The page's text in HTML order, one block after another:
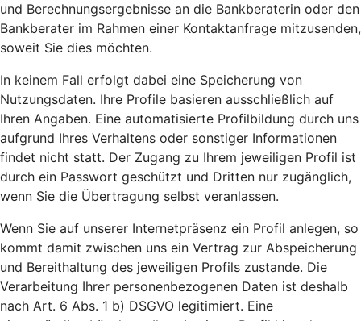
und Berechnungsergebnisse an die Bankberaterin oder den
Bankberater im Rahmen einer Kontaktanfrage mitzusenden,
soweit Sie dies möchten.
In keinem Fall erfolgt dabei eine Speicherung von
Nutzungsdaten. Ihre Profile basieren ausschließlich auf
Ihren Angaben. Eine automatisierte Profilbildung durch uns
aufgrund Ihres Verhaltens oder sonstiger Informationen
findet nicht statt. Der Zugang zu Ihrem jeweiligen Profil ist
durch ein Passwort geschützt und Dritten nur zugänglich,
wenn Sie die Übertragung selbst veranlassen.
Wenn Sie auf unserer Internetpräsenz ein Profil anlegen, so
kommt damit zwischen uns ein Vertrag zur Abspeicherung
und Bereithaltung des jeweiligen Profils zustande. Die
Verarbeitung Ihrer personenbezogenen Daten ist deshalb
nach Art. 6 Abs. 1 b) DSGVO legitimiert. Eine